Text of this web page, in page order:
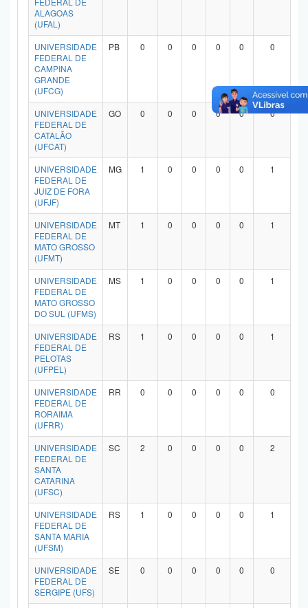
ALAGOAS
(UFAL)
UNIVERSIDADE
FEDERAL DE
CAMPINA
GRANDE
(UFCG)
PB 0 0 0 0 0 0
UNIVERSIDADE
FEDERAL DE
CATALÃO
(UFCAT)
GO 0 0 0 0 0 0
UNIVERSIDADE
FEDERAL DE
JUIZ DE FORA
(UFJF)
MG 1 0 0 0 0 1
UNIVERSIDADE
FEDERAL DE
MATO GROSSO
(UFMT)
MT 1 0 0 0 0 1
UNIVERSIDADE
FEDERAL DE
MATO GROSSO
DO SUL (UFMS)
MS 1 0 0 0 0 1
UNIVERSIDADE
FEDERAL DE
PELOTAS
(UFPEL)
RS 1 0 0 0 0 1
UNIVERSIDADE
FEDERAL DE
RORAIMA
(UFRR)
RR 0 0 0 0 0 0
UNIVERSIDADE
FEDERAL DE
SANTA
CATARINA
(UFSC)
SC 2 0 0 0 0 2
UNIVERSIDADE
FEDERAL DE
SANTA MARIA
(UFSM)
RS 1 0 0 0 0 1
UNIVERSIDADE
FEDERAL DE
SERGIPE (UFS)
SE 0 0 0 0 0 0